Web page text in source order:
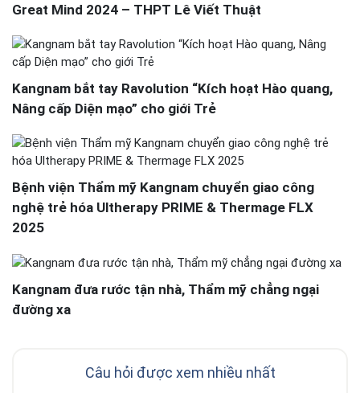
Great Mind 2024 – THPT Lê Viết Thuật
Kangnam bắt tay Ravolution “Kích hoạt Hào quang,
Nâng cấp Diện mạo” cho giới Trẻ
Bệnh viện Thẩm mỹ Kangnam chuyển giao công
nghệ trẻ hóa Ultherapy PRIME & Thermage FLX
2025
Kangnam đưa rước tận nhà, Thẩm mỹ chẳng ngại
đường xa
Câu hỏi được xem nhiều nhất